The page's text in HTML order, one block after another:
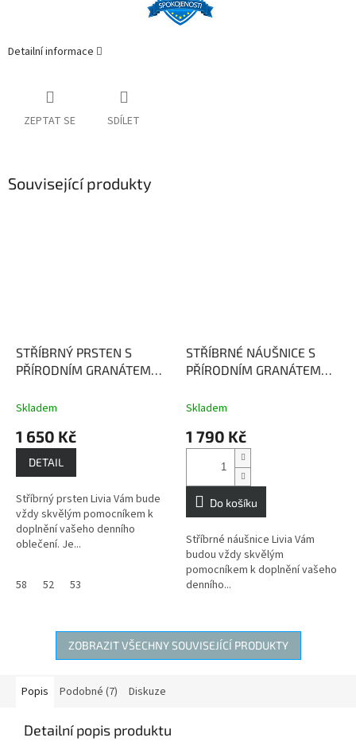
Detailní informace
ZEPTAT SE SDÍLET
Související produkty
STŘÍBRNÝ PRSTEN S
PŘÍRODNÍM GRANÁTEM
životodárné a život
Skladem
1 650 Kč
DETAIL
Stříbrný prsten Livia Vám bude
vždy skvělým pomocníkem k
doplnění vašeho denního
oblečení. Je...
58 52 53
STŘÍBRNÉ NÁUŠNICE S
PŘÍRODNÍM GRANÁTEM
životodárné a život
Skladem
1 790 Kč
Do košíku
Stříbrné náušnice Livia Vám
budou vždy skvělým
pomocníkem k doplnění vašeho
denního...
ZOBRAZIT VŠECHNY SOUVISEJÍCÍ PRODUKTY
Popis Podobné (7) Diskuze
Detailní popis produktu